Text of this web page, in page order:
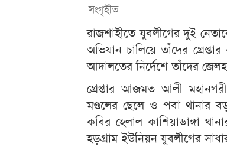
সংগৃহীত
রাজশাহীতে যুবলীগের দুই
অভিযান চালিয়ে তাঁদের
আদালতের নির্দেশে তাঁদের
গ্রেপ্তার আজমত আলী
মণ্ডলের ছেলে ও পবা থানার
কবির হেলাল কাশিয়াডাঙ্গা
হড়গ্রাম ইউনিয়ন যুবলীগের